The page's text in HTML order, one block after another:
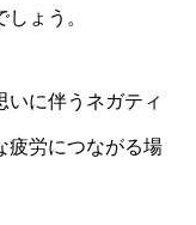
ょう。
いに伴うネガティ
疲労につながる場